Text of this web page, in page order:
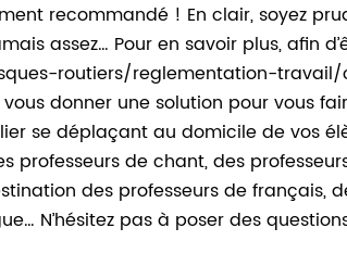
recommandé ! En clair, soyez
assez… Pour en savoir plus, afin
routiers/reglementation-
donner une solution pour vous
se déplaçant au domicile de vos
professeurs de chant, des
des professeurs de français,
N’hésitez pas à poser des